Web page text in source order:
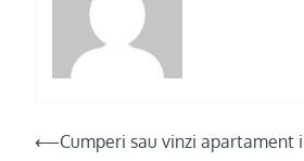
Post
⟵Cumperi sau vinzi